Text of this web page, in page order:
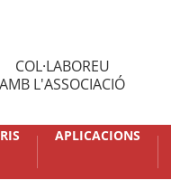
COL·LABOREU
AMB L'ASSOCIACIÓ
APLICACIONS